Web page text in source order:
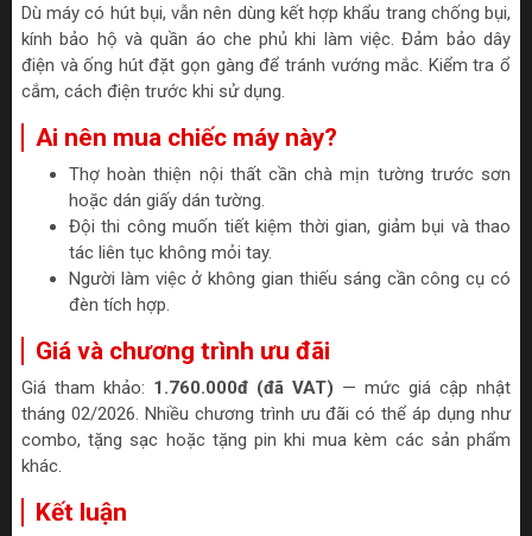
Dù máy có hút bụi, vẫn nên dùng kết hợp khẩu trang chống bụi,
kính bảo hộ và quần áo che phủ khi làm việc. Đảm bảo dây
điện và ống hút đặt gọn gàng để tránh vướng mắc. Kiểm tra ổ
cắm, cách điện trước khi sử dụng.
Ai nên mua chiếc máy này?
Thợ hoàn thiện nội thất cần chà mịn tường trước sơn
hoặc dán giấy dán tường.
Đội thi công muốn tiết kiệm thời gian, giảm bụi và thao
tác liên tục không mỏi tay.
Người làm việc ở không gian thiếu sáng cần công cụ có
đèn tích hợp.
Giá và chương trình ưu đãi
Giá tham khảo: 1.760.000đ (đã VAT) — mức giá cập nhật
tháng 02/2026. Nhiều chương trình ưu đãi có thể áp dụng như
combo, tặng sạc hoặc tặng pin khi mua kèm các sản phẩm
khác.
Kết luận